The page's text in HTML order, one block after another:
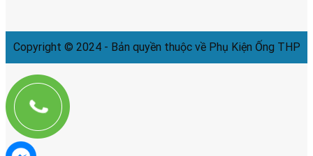
Copyright © 2024 - Bản quyền thuộc về Phụ Kiện Ống THP